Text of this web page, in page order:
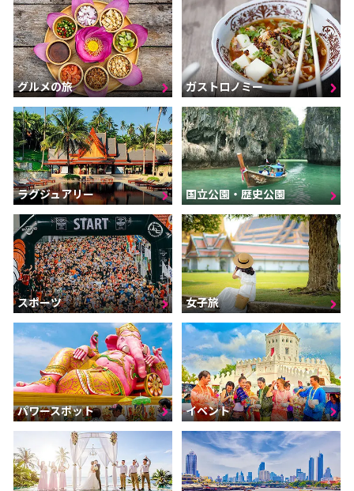
グルメの旅 ガストロノミー
ラグジュアリー 国立公園・歴史公園
スポーツ 女子旅
パワースポット イベント